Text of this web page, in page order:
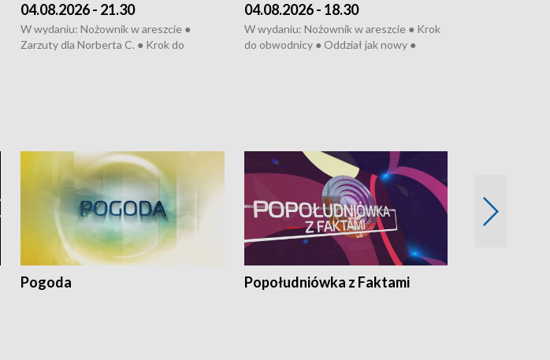
04.08.2026 - 21.30
W wydaniu: Nożownik w areszcie ●
Zarzuty dla Norberta C. ● Krok do
04.08.2026 - 18.30
W wydaniu: Nożownik w areszcie ● Krok
do obwodnicy ● Oddział jak nowy ●
Pogoda Popołudniówka z Faktami